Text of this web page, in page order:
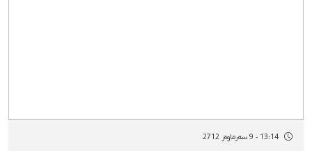
13:14 - 9 سەرماوەز 2712